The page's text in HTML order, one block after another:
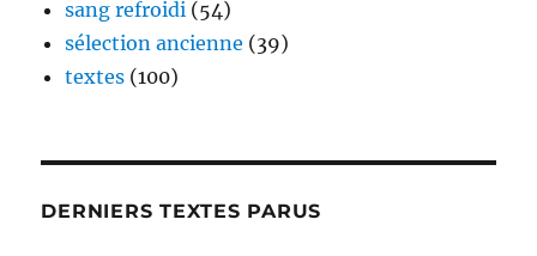
sang refroidi (54)
sélection ancienne (39)
textes (100)
DERNIERS TEXTES PARUS